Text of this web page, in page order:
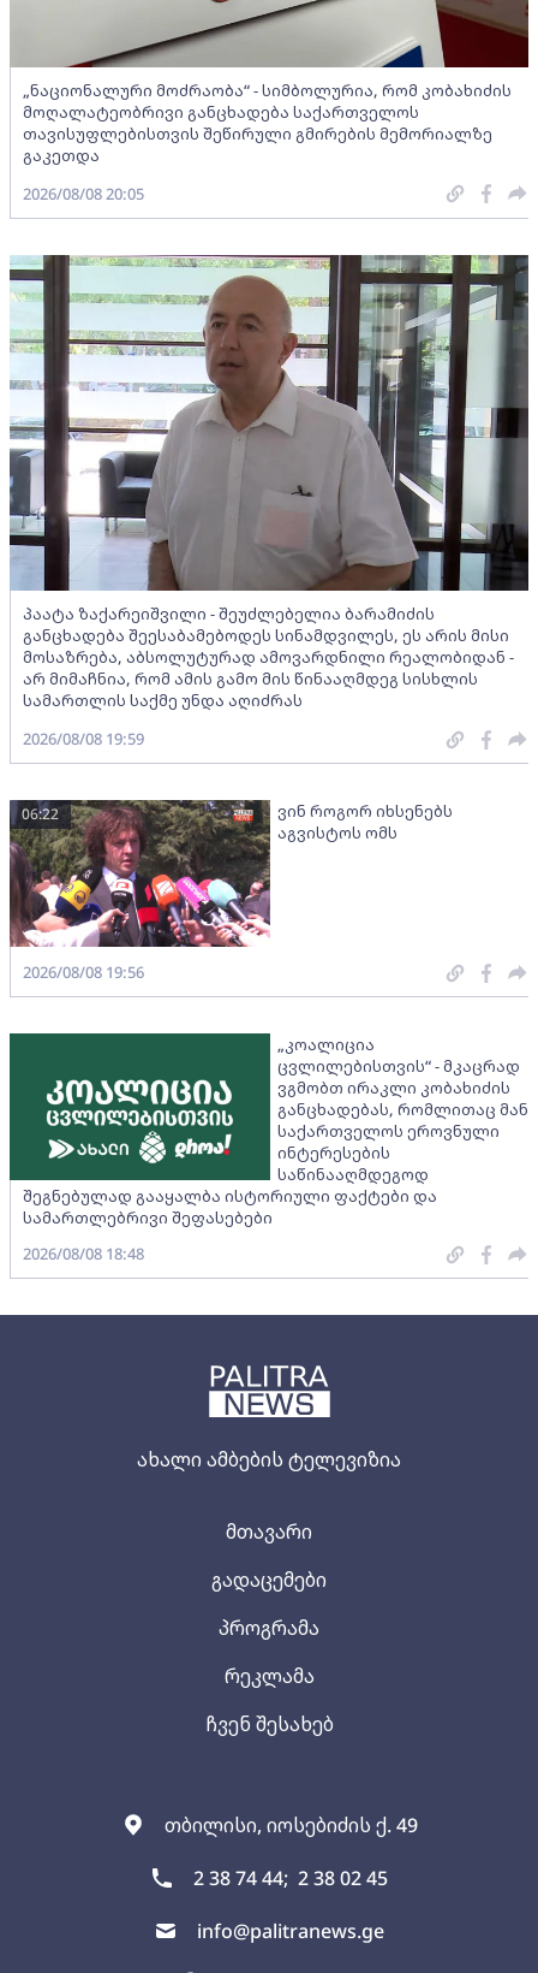
ახალი ამბების ტელევიზია
თბილისი, იოსებიძის ქ. 49
2 38 74 44; 2 38 02 45
info@palitranews.ge
მთავარი
გადაცემები
პროგრამა
რეკლამა
ჩვენ შესახებ
„ნაციონალური მოძრაობა“ - სიმბოლურია, რომ კობახიძის
მოღალატეობრივი განცხადება საქართველოს
თავისუფლებისთვის შეწირული გმირების მემორიალზე
გაკეთდა
2026/08/08 20:05
პაატა ზაქარეიშვილი - შეუძლებელია ბარამიძის
განცხადება შეესაბამებოდეს სინამდვილეს, ეს არის მისი
მოსაზრება, აბსოლუტურად ამოვარდნილი რეალობიდან -
არ მიმაჩნია, რომ ამის გამო მის წინააღმდეგ სისხლის
სამართლის საქმე უნდა აღიძრას
2026/08/08 19:59
ვინ როგორ იხსენებს
აგვისტოს ომს
06:22
2026/08/08 19:56
„კოალიცია
ცვლილებისთვის“ - მკაცრად
ვგმობთ ირაკლი კობახიძის
განცხადებას, რომლითაც მან
საქართველოს ეროვნული
ინტერესების
საწინააღმდეგოდ
შეგნებულად გააყალბა ისტორიული ფაქტები და
სამართლებრივი შეფასებები
2026/08/08 18:48